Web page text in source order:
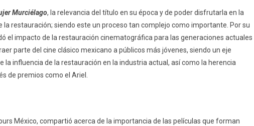
Murciélago, la relevancia del título en su época y de poder disfrutarla en la
la restauración; siendo este un proceso tan complejo como importante. Por su
el impacto de la restauración cinematográfica para las generaciones actuales
parte del cine clásico mexicano a públicos más jóvenes, siendo un eje
la influencia de la restauración en la industria actual, así como la herencia
de premios como el Ariel.
México, compartió acerca de la importancia de las películas que forman